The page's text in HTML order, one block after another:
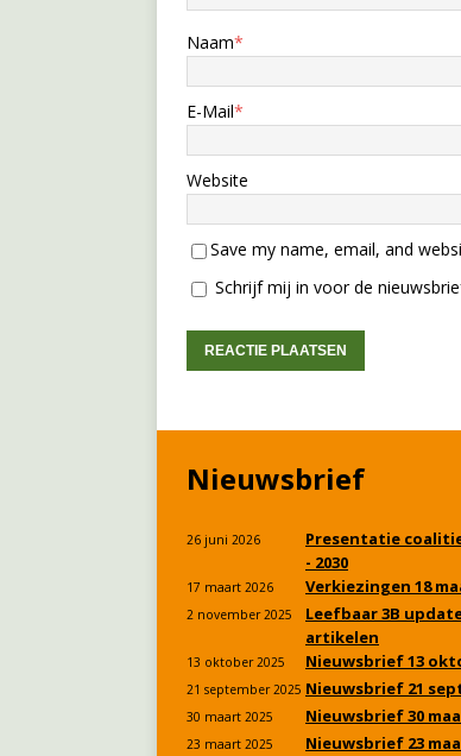
Naam*
E-Mail*
Website
Save my name, email, and
Schrijf mij in voor de
Nieuwsbrief
26 juni 2026
Presentatie
- 2030
17 maart 2026 Verkiezingen 18
2 november 2025
Leefbaar 3B
artikelen
13 oktober 2025 Nieuwsbrief 13
21 september 2025 Nieuwsbrief 21
30 maart 2025 Nieuwsbrief 30
23 maart 2025 Nieuwsbrief 23